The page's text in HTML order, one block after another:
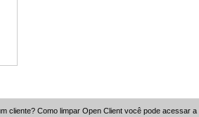
cliente? Como limpar Open Client você pode acessar